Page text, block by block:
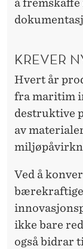
KREVER
Hvert år
fra maritim
destruktive
av
Ved å
bærekraftige
ikke bare
også bidrar